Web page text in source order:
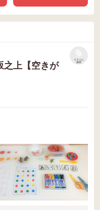
上【空きが
リストに
保存